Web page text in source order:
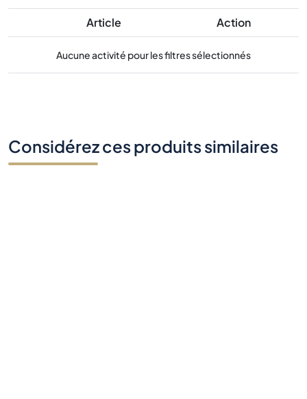
Article Action
Aucune activité pour les filtres sélectionnés
Considérez ces produits similaires